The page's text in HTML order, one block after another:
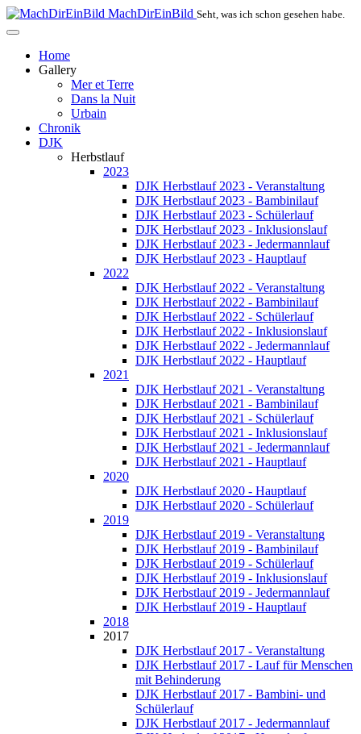
MachDirEinBild Seht, was ich schon gesehen habe.
Home
Gallery
Mer et Terre
Dans la Nuit
Urbain
Chronik
DJK
Herbstlauf
2023
DJK Herbstlauf 2023 - Veranstaltung
DJK Herbstlauf 2023 - Bambinilauf
DJK Herbstlauf 2023 - Schülerlauf
DJK Herbstlauf 2023 - Inklusionslauf
DJK Herbstlauf 2023 - Jedermannlauf
DJK Herbstlauf 2023 - Hauptlauf
2022
DJK Herbstlauf 2022 - Veranstaltung
DJK Herbstlauf 2022 - Bambinilauf
DJK Herbstlauf 2022 - Schülerlauf
DJK Herbstlauf 2022 - Inklusionslauf
DJK Herbstlauf 2022 - Jedermannlauf
DJK Herbstlauf 2022 - Hauptlauf
2021
DJK Herbstlauf 2021 - Veranstaltung
DJK Herbstlauf 2021 - Bambinilauf
DJK Herbstlauf 2021 - Schülerlauf
DJK Herbstlauf 2021 - Inklusionslauf
DJK Herbstlauf 2021 - Jedermannlauf
DJK Herbstlauf 2021 - Hauptlauf
2020
DJK Herbstlauf 2020 - Hauptlauf
DJK Herbstlauf 2020 - Schülerlauf
2019
DJK Herbstlauf 2019 - Veranstaltung
DJK Herbstlauf 2019 - Bambinilauf
DJK Herbstlauf 2019 - Schülerlauf
DJK Herbstlauf 2019 - Inklusionslauf
DJK Herbstlauf 2019 - Jedermannlauf
DJK Herbstlauf 2019 - Hauptlauf
2018
2017
DJK Herbstlauf 2017 - Veranstaltung
DJK Herbstlauf 2017 - Lauf für Menschen
mit Behinderung
DJK Herbstlauf 2017 - Bambini- und
Schülerlauf
DJK Herbstlauf 2017 - Jedermannlauf